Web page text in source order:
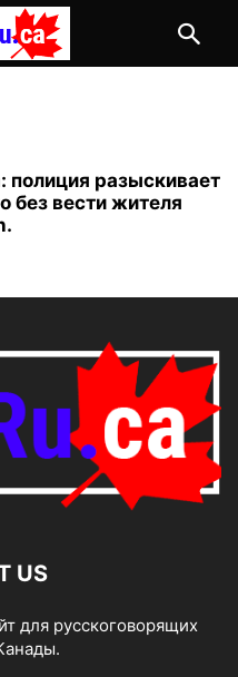
полиция разыскивает
без вести жителя
US
для русскоговорящих